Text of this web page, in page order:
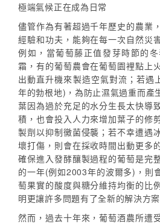
極端氣候正在成為日常
儘管作為有著超過千年歷史的農業
經驗和功夫，能夠在每一次自然災
例如，當葡萄藤正值發芽時節的
霜，有的葡萄農會在葡萄園裡點上
出動直升機來製造空氣對流；若遇
年的勃根地)，為防止濕氣過重而產
葉因為過於充足的水分生長太快導
積，也會投入人力來增加葉子的修
製劑以抑制黴菌侵襲；若不幸遭遇
壞打傷，則會在採收時間出動更多
確保進入發酵釀製過程的葡萄是完
的一年(例如2003年的波爾多)，則
萄果實的酸度與糖分維持均衡的比
明更讓許多問題有了全新的解決方案
然而，過去十年來，葡萄酒農所遭